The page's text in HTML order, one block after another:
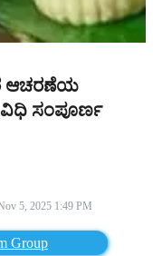
ಆಚರಣೆಯ
ವಿಧಿ ಸಂಪೂರ್ಣ
5, 2025 1:49 PM
Group